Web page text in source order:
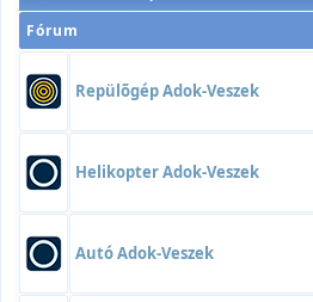
Fórum
Repülõgép Adok-Veszek
Helikopter Adok-Veszek
Autó Adok-Veszek